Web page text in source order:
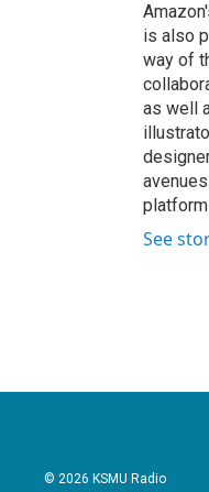
is also
way of
as well
See
© 2026 KSMU Radio